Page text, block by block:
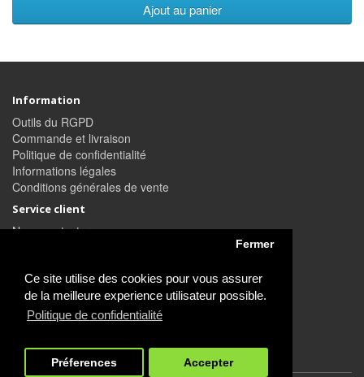
Ce site utilise des cookies pour vous assurer
de la meilleure experience utilisateur possible.
Politique de confidentialité
Fermer
Préferences Accepter
Ajout au panier
Information
Outils du RGPD
Commande et livraison
Politique de confidentialité
Informations légales
Conditions générales de vente
Service client
Nous contacter
Compte
Compte
Commande